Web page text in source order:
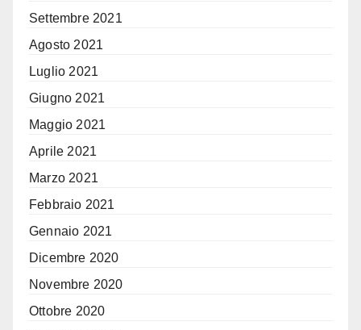
Settembre 2021
Agosto 2021
Luglio 2021
Giugno 2021
Maggio 2021
Aprile 2021
Marzo 2021
Febbraio 2021
Gennaio 2021
Dicembre 2020
Novembre 2020
Ottobre 2020